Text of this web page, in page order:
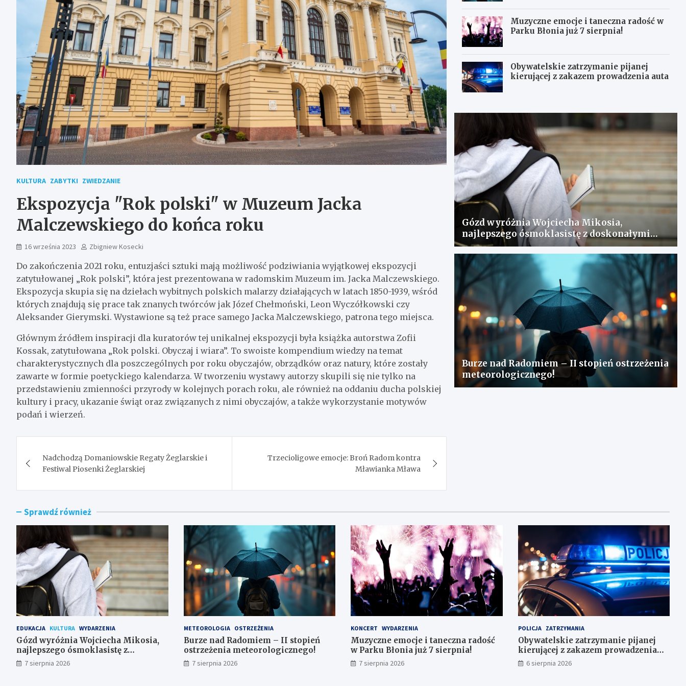
KULTURA ZABYTKI ZWIEDZANIE
Ekspozycja "Rok polski" w Muzeum Jacka
Malczewskiego do końca roku
16 września 2023 Zbigniew Kosecki
Do zakończenia 2021 roku, entuzjaści sztuki mają możliwość podziwiania wyjątkowej ekspozycji
zatytułowanej „Rok polski”, która jest prezentowana w radomskim Muzeum im. Jacka Malczewskiego.
Ekspozycja skupia się na dziełach wybitnych polskich malarzy działających w latach 1850-1939, wśród
których znajdują się prace tak znanych twórców jak Józef Chełmoński, Leon Wyczółkowski czy
Aleksander Gierymski. Wystawione są też prace samego Jacka Malczewskiego, patrona tego miejsca.
Głównym źródłem inspiracji dla kuratorów tej unikalnej ekspozycji była książka autorstwa Zofii
Kossak, zatytułowana „Rok polski. Obyczaj i wiara”. To swoiste kompendium wiedzy na temat
charakterystycznych dla poszczególnych por roku obyczajów, obrządków oraz natury, które zostały
zawarte w formie poetyckiego kalendarza. W tworzeniu wystawy autorzy skupili się nie tylko na
przedstawieniu zmienności przyrody w kolejnych porach roku, ale również na oddaniu ducha polskiej
kultury i pracy, ukazanie świąt oraz związanych z nimi obyczajów, a także wykorzystanie motywów
podań i wierzeń.
wpisu
Nadchodzą Domaniowskie Regaty Żeglarskie i
Festiwal Piosenki Żeglarskiej
Trzecioligowe emocje: Broń Radom kontra
Mławianka Mława
Muzyczne emocje i taneczna radość w
Parku Błonia już 7 sierpnia!
Obywatelskie zatrzymanie pijanej
kierującej z zakazem prowadzenia auta
Gózd wyróżnia Wojciecha Mikosia,
najlepszego ósmoklasistę z doskonałymi
wynikami!
Burze nad Radomiem – II stopień ostrzeżenia
meteorologicznego!
Sprawdź również
EDUKACJA KULTURA WYDARZENIA
Gózd wyróżnia Wojciecha Mikosia,
najlepszego ósmoklasistę z
doskonałymi wynikami!
7 sierpnia 2026
METEOROLOGIA OSTRZEŻENIA
Burze nad Radomiem – II stopień
ostrzeżenia meteorologicznego!
7 sierpnia 2026
KONCERT WYDARZENIA
Muzyczne emocje i taneczna radość
w Parku Błonia już 7 sierpnia!
7 sierpnia 2026
POLICJA ZATRZYMANIA
Obywatelskie zatrzymanie pijanej
kierującej z zakazem prowadzenia
auta6 sierpnia 2026